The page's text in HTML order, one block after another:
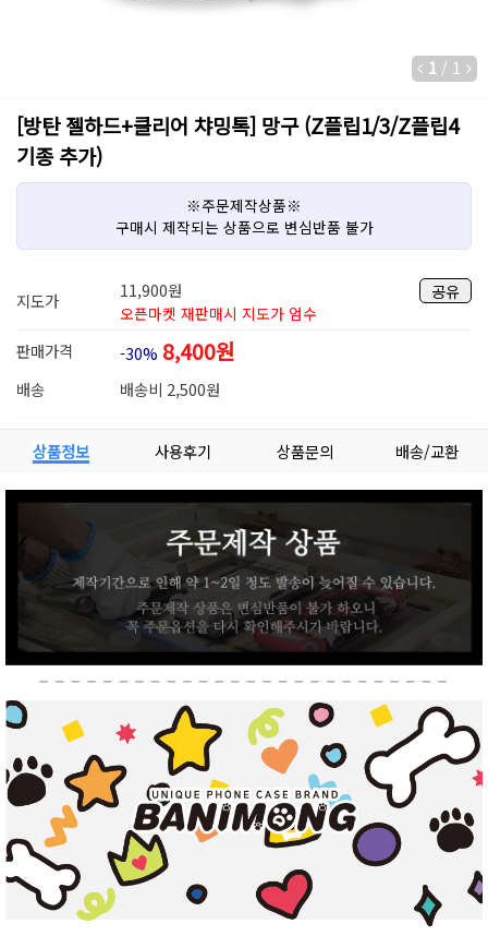
1 / 1
[방탄 젤하드+클리어 챠밍톡] 망구 (Z플립1/3/Z플립4
기종 추가)
※주문제작상품※
구매시 제작되는 상품으로 변심반품 불가
공유
지도가 11,900원
오픈마켓 재판매시 지도가 엄수
판매가격 -30% 8,400원
배송 배송비 2,500원
상품정보 사용후기 상품문의 배송/교환